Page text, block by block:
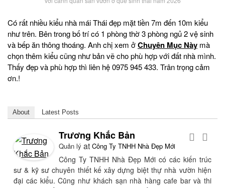
Có rất nhiều kiểu nhà mái Thái đẹp mặt tiền 7m đến 10m kiểu
như trên. Bên trong bố trí có 1 phòng thờ 3 phòng ngủ 2 vệ sinh
và bếp ăn thông thoáng. Anh chị xem ởChuyên Mục Này mà
chọn thêm kiểu cũng như bản vẽ cho phù hợp với đất nhà mình.
Thấy đẹp và phù hợp thì liên hệ 0975 945 433. Trân trọng cảm
ơn.!
About Latest Posts
Trương Khắc Bản
Quản lý at Công Ty TNHH Nhà Đẹp Mới
Công Ty TNHH Nhà Đẹp Mới có các kiến trúc
sư & kỹ sư chuyên thiết kế xây dựng biệt thự nhà vườn hiện
đại các kiểu. Cũng như khách sạn nhà hàng cafe bar và thi